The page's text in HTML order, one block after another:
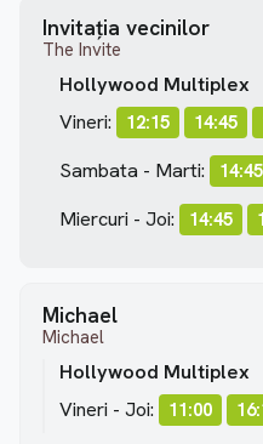
Invitația vecinilor
The Invite
Hollywood Multiplex
Vineri:
12:15 14:45
Sambata - Marti: 14:45
Miercuri - Joi: 14:45
Michael
Michael
Hollywood Multiplex
Vineri - Joi:
11:00